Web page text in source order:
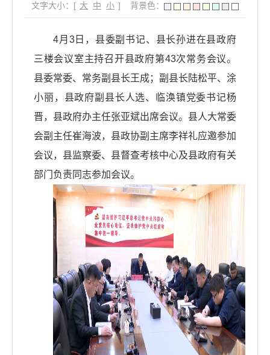
文字大小：[ 大 中 小 ] 背景色：
4月3日，县委副书记、县长孙进在县政府
三楼会议室主持召开县政府第43次常务会议。
县委常委、常务副县长王成；副县长陆松平、涂
小丽，县政府副县长人选、临涣镇党委书记杨
晋，县政府办主任张亚斌出席会议。县人大常委
会副主任崔海波，县政协副主席李祥礼应邀参加
会议，县监察委、县督查考核中心及县政府有关
部门负责同志参加会议。